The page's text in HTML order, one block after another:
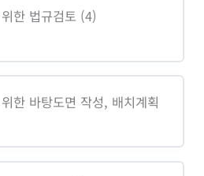
한 법규검토 (4)
한 바탕도면 작성, 배치계획